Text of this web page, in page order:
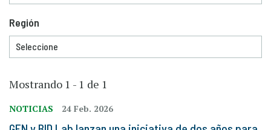
Mostrando 1 - 1 de 1
NOTICIAS 24 Feb. 2026
Región